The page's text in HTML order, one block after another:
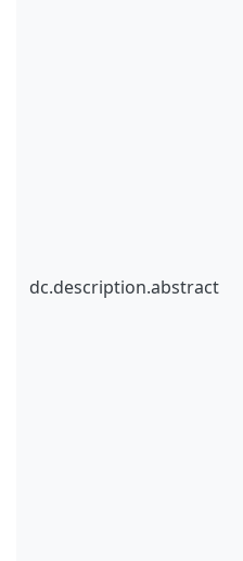
dc.description.abstract